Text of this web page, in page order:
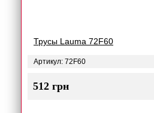
Трусы Lauma 72F60
Артикул: 72F60
512 грн